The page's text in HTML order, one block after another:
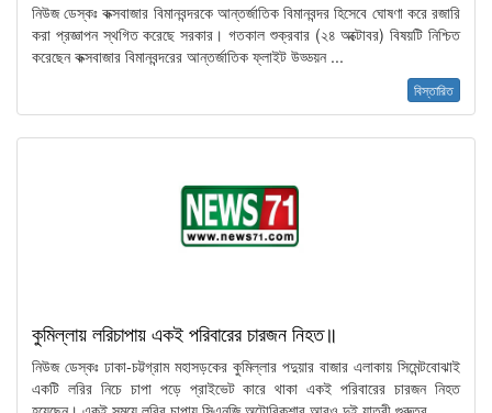
নিউজ ডেস্কঃ কক্সবাজার বিমানবন্দরকে আন্তর্জাতিক বিমানবন্দর হিসেবে ঘোষণা করে রজারি
করা প্রজ্ঞাপন স্থগিত করেছে সরকার। গতকাল শুক্রবার (২৪ অক্টোবর) বিষয়টি নিশ্চিত
করেছেন কক্সবাজার বিমানবন্দরের আন্তর্জাতিক ফ্লাইট উড্ডয়ন ...
বিস্তারিত
কুমিল্লায় লরিচাপায় একই পরিবারের চারজন নিহত॥
নিউজ ডেস্কঃ ঢাকা-চট্টগ্রাম মহাসড়কের কুমিল্লার পদুয়ার বাজার এলাকায় সিমেন্টবোঝাই
একটি লরির নিচে চাপা পড়ে প্রাইভেট কারে থাকা একই পরিবারের চারজন নিহত